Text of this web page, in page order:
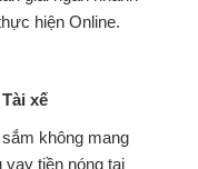
rất tiện lợi, sẽ giới
hóa
buôn bán nhỏ lẻ
nhập hàng, nhờ biết